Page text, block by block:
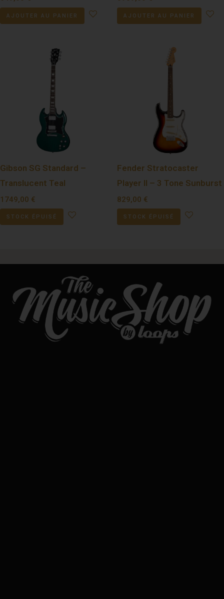
AJOUTER AU PANIER AJOUTER AU PANIER
Gibson SG Standard –
Translucent Teal
1749,00 €
STOCK ÉPUISÉ
Fender Stratocaster
Player II – 3 Tone Sunburst
829,00 €
STOCK ÉPUISÉ